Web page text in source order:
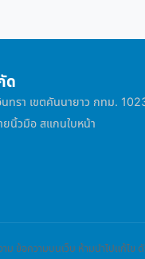
ด
ทรา เขตคันนายาว กทม.
ยนิ้วมือ สแกนใบหน้า
ข้อความบนเว็บ ห้ามนำไปแก้ไข